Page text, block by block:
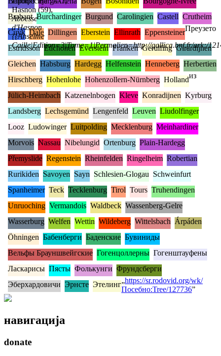
Hasnon (59),
Abbesse
d'Hasnon
{{Anselme
Caille|Edition=3|Tome=1|Permalien=http://gallica.bnf.fr/ark:/
Brabant Burchardinger Burgund Carolingien Castell Crutheim
Cuyk Dale Dillingen Eberstein Ellinrath Eppensteiner
Estridsson Etichonen Everstein Franken Gerulfing Girardijnen
Gleichen Habsburg Hardegg Helfenstein Henneberg Herbertien
Hirschberg Hohenlohe Hohenzollern-Nürnberg Holland
Jülich-Heimbach Katzenelnbogen Kleve Konradijnen Kyrburg
Landsberg Lechsgemünd Lengenfeld Leuven Liudolfinger
Looz Ludowinger Luitpolding Mecklenburg Meinhardiner
Morvois Nassau Nibelungid Ortenburg Plain-Hardegg
Přemyslide Regenstein Rheinfelden Ringelheim Robertian
Rurikiden Savoyen Sayn Schlesien-Glogau Schweinfurt
Spanheimer Teck Tecklenburg Tirol Tours Truhendingen
Unruoching Vermandois Waldbeck Wassenberg-Gelre
Wasserburg Welfen Wettin Wildeberg Wittelsbach Árpáden
Öhningen Бабенберги Баденские Бувиниды
Вельфы Брауншвейгские Гогенцоллерны Гогенштауфены
Ласкарисы Пясты Фолькунги Фрундсберги
Эберхардовичи Эрнсте Этелинг
Преузето
из
„https://sr.rodovid.org/wk/
Посебно:Tree/127736”
навигација
donate